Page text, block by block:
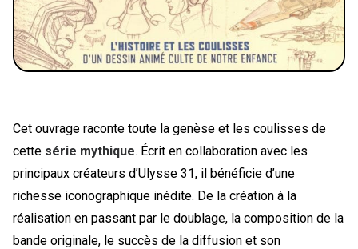
Cet ouvrage raconte toute la genèse et les coulisses de
cette série mythique. Écrit en collaboration avec les
principaux créateurs d’Ulysse 31, il bénéficie d’une
richesse iconographique inédite. De la création à la
réalisation en passant par le doublage, la composition de la
bande originale, le succès de la diffusion et son